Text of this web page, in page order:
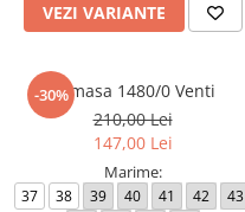
VEZI VARIANTE
-30%Camasa 1480/0 Venti
210,00 Lei
147,00 Lei
Marime:
37 38 39 40 41 42
43